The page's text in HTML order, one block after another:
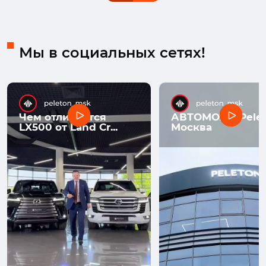
Мы в социальных сетях!
Чем отличается
LX500 от Land Cr...
АВТОМОЛЛ
Москва